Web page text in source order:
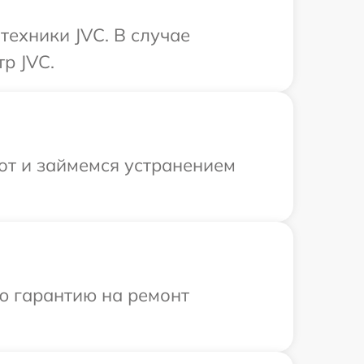
JVC. В случае
JVC.
и займемся устранением
гарантию на ремонт